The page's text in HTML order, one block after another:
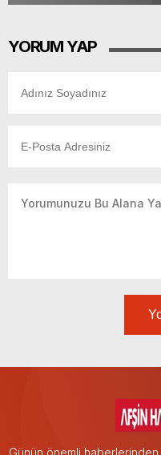
YORUM YAP